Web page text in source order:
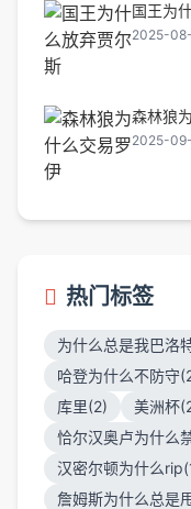
国王为
2025-
森林狼
2025-
热门标签
为什么总是我巴洛
哈登为什么不防守
库里(2)
美洲杯
恰尔汉奥卢为什么
汉密尔顿为什么
詹姆斯为什么总是